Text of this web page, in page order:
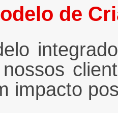
de
impacto